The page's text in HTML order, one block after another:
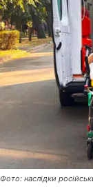
Фото: наслідки